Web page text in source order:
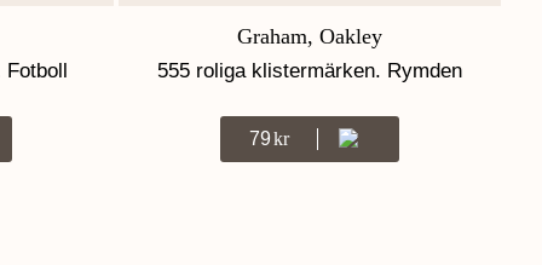
Fotboll
Graham, Oakley
555 roliga klistermärken. Rymden
79Kr